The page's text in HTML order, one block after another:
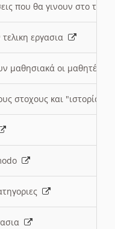
που θα γινουν στο
εργασια
μαθησιακά οι μαθητές/
στοχους και "ιστορία"